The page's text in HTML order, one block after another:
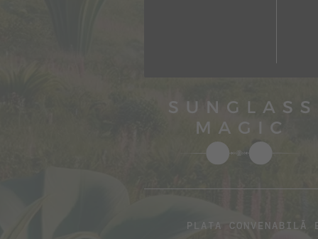
PLATA